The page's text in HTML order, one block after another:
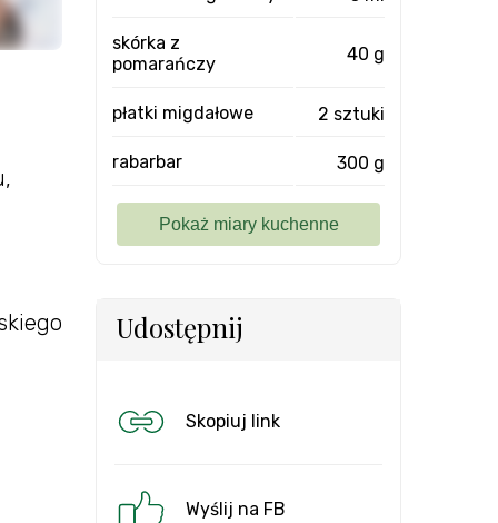
skórka z
pomarańczy
40 g
płatki migdałowe 2 sztuki
rabarbar 300 g
Udostępnij
Skopiuj link
Wyślij na FB